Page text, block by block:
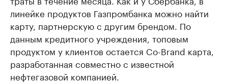
линейке продуктов Газпромбанка можно найти
карту, партнерскую с другим брендом. По
данным кредитного учреждения, топовым
продуктом у клиентов остается Co-Brand карта,
разработанная совместно с известной
нефтегазовой компанией.